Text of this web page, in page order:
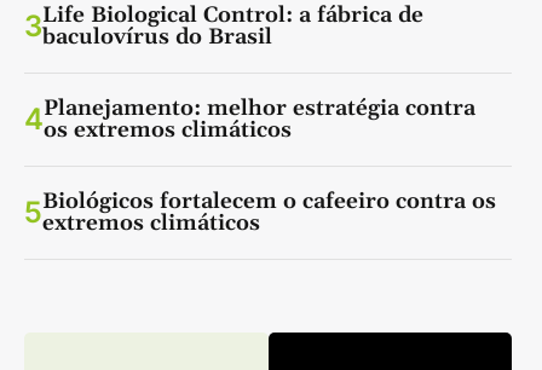
3Life Biological Control: a fábrica de
baculovírus do Brasil
4Planejamento: melhor estratégia contra
os extremos climáticos
5Biológicos fortalecem o cafeeiro contra os
extremos climáticos